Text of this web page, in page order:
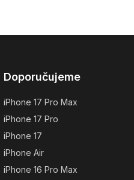
Doporučujeme
iPhone 17 Pro Max
iPhone 17 Pro
iPhone 17
iPhone Air
iPhone 16 Pro Max